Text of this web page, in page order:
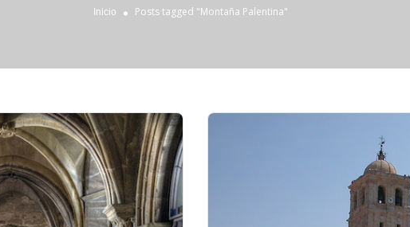
Inicio Posts tagged "Montaña Palentina"